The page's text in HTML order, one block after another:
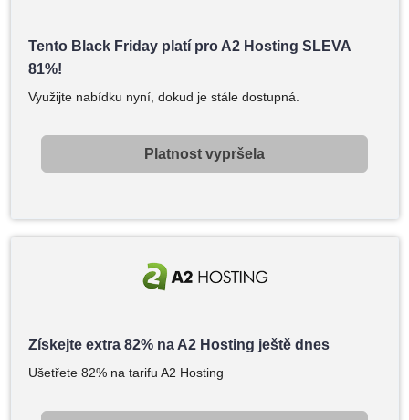
Tento Black Friday platí pro A2 Hosting SLEVA
81%!
Využijte nabídku nyní, dokud je stále dostupná.
Platnost vypršela
Získejte extra 82% na A2 Hosting ještě dnes
Ušetřete 82% na tarifu A2 Hosting